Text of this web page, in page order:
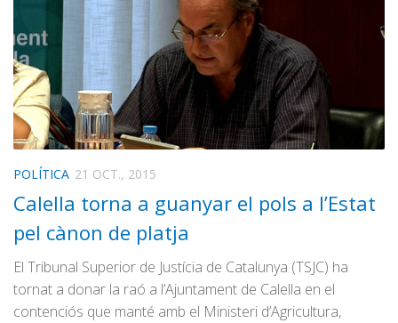
POLÍTICA 21 OCT., 2015
Calella torna a guanyar el pols a l’Estat
pel cànon de platja
El Tribunal Superior de Justícia de Catalunya (TSJC) ha
tornat a donar la raó a l’Ajuntament de Calella en el
contenciós que manté amb el Ministeri d’Agricultura,